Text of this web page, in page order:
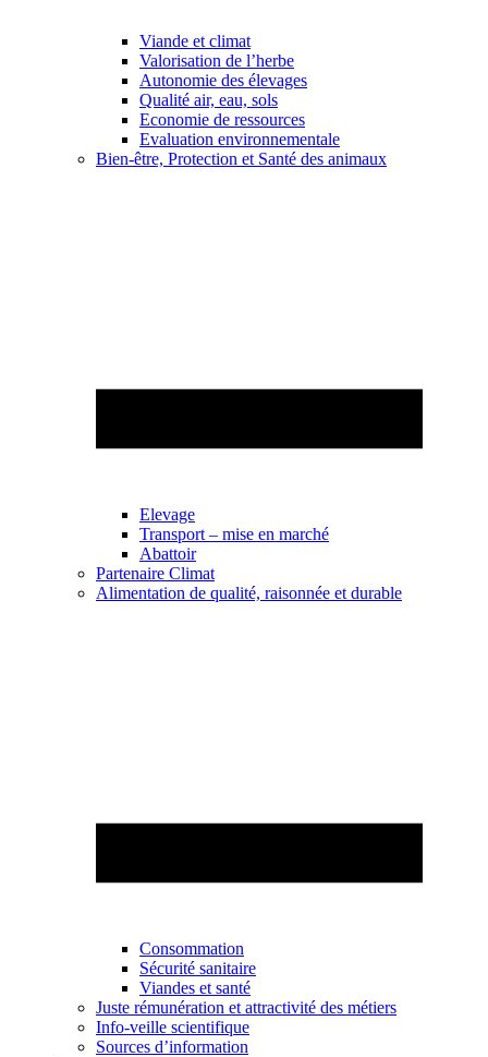
Viande et climat
Valorisation de l’herbe
Autonomie des élevages
Qualité air, eau, sols
Economie de ressources
Evaluation environnementale
Bien-être, Protection et Santé des animaux
Elevage
Transport – mise en marché
Abattoir
Partenaire Climat
Alimentation de qualité, raisonnée et durable
Consommation
Sécurité sanitaire
Viandes et santé
Juste rémunération et attractivité des métiers
Info-veille scientifique
Sources d’information